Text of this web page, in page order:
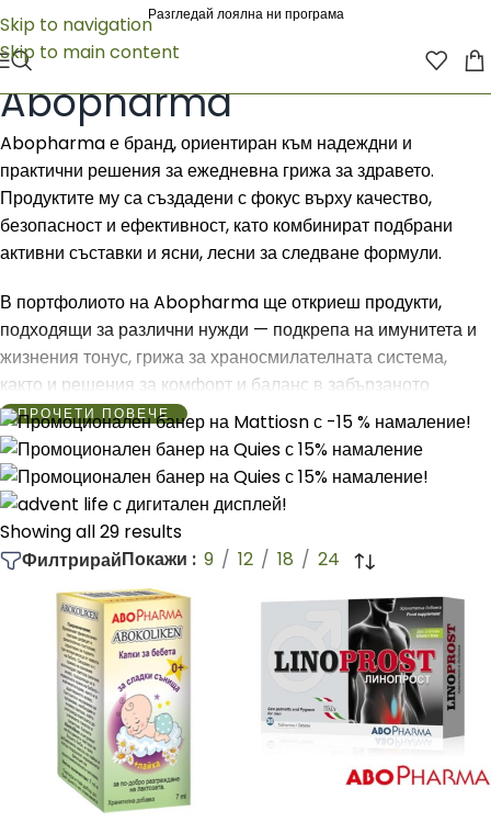
Skip to navigation
Skip to main content
Разгледай лоялна ни програма
Начало/Abopharma
Abopharma
Abopharma е бранд, ориентиран към надеждни и
практични решения за ежедневна грижа за здравето.
Продуктите му са създадени с фокус върху качество,
безопасност и ефективност, като комбинират подбрани
активни съставки и ясни, лесни за следване формули.
В портфолиото на Abopharma ще откриеш продукти,
подходящи за различни нужди — подкрепа на имунитета и
жизнения тонус, грижа за храносмилателната система,
както и решения за комфорт и баланс в забързаното
ежедневие. Брандът залага на съвременен подход и
стремеж към постоянство в стандартите, така че да можеш
да разчиташ на него всеки ден.
Избери Abopharma, ако търсиш достъпни и добре
обмислени продукти, които да допълнят твоята ежедневна
рутина за по-добро самочувствие.
ПРОЧЕТИ ПОВЕЧЕ
Showing all 29 results
ФилтрирайПокажи 9 12 18 24